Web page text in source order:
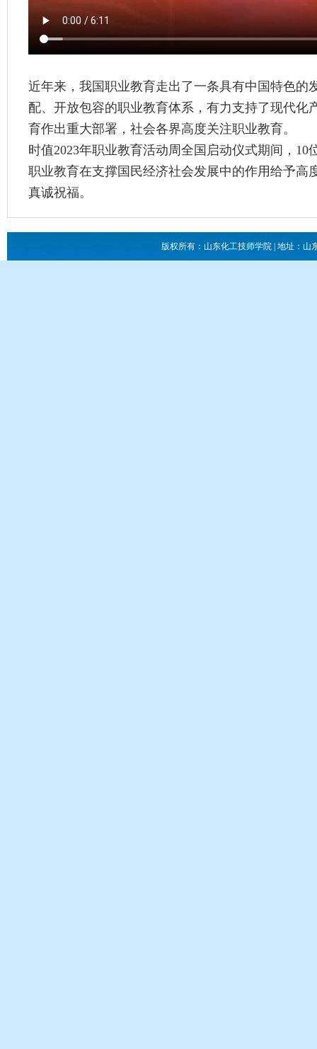
近年来，我国职业教育走出了一条具有中国特色的
配、开放包容的职业教育体系，有力支持了现代化
育作出重大部署，社会各界高度关注职业教育。
时值2023年职业教育活动周全国启动仪式期间，
职业教育在支撑国民经济社会发展中的作用给予高
真诚祝福。
版权所有：山东化工技师学院 | 地址：山